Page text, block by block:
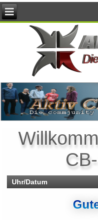
Uhr/Datum